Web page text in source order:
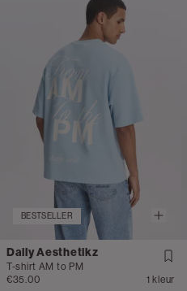
BESTSELLER
Daily Aesthetikz
T-shirt AM to PM
€35.00
1 kleur